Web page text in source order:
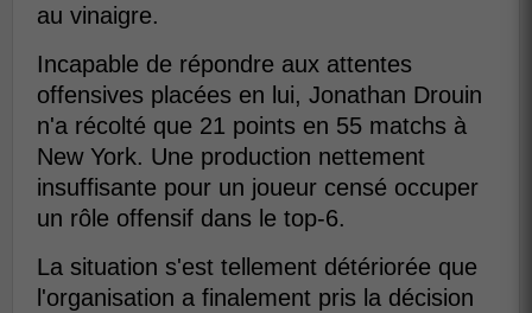
au vinaigre.
Incapable de répondre aux attentes
offensives placées en lui, Jonathan Drouin
n'a récolté que 21 points en 55 matchs à
New York. Une production nettement
insuffisante pour un joueur censé occuper
un rôle offensif dans le top-6.
La situation s'est tellement détériorée que
l'organisation a finalement pris la décision